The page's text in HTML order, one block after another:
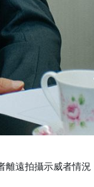
遠拍攝示威者情